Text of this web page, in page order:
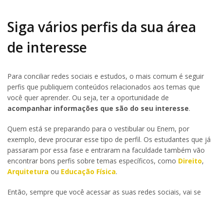
Siga vários perfis da sua área
de interesse
Para conciliar redes sociais e estudos, o mais comum é seguir
perfis que publiquem conteúdos relacionados aos temas que
você quer aprender. Ou seja, ter a oportunidade de
acompanhar informações que são do seu interesse.
Quem está se preparando para o vestibular ou Enem, por
exemplo, deve procurar esse tipo de perfil. Os estudantes que já
passaram por essa fase e entraram na faculdade também vão
encontrar bons perfis sobre temas específicos, como Direito,
Arquitetura ou Educação Física.
Então, sempre que você acessar as suas redes sociais, vai se